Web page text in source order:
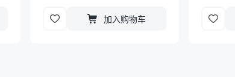
加入购物车